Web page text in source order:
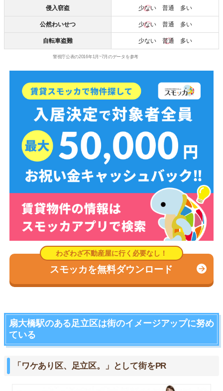
侵入窃盗 少ない普通 多い
公然わいせつ 少ない普通 多い
自転車盗難 少ない 普通 多い
警視庁公表の2016年1月~7月のデータを参考
スモッカを無料ダウンロード
扇大橋駅のある足立区は街のイメージアップに努め
ている
「ワケあり区、足立区。」として街をPR